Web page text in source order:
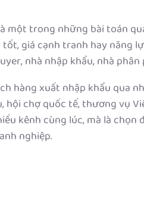
một trong những bài toán
giá cạnh tranh hay năng
nhà nhập khẩu, nhà
hàng xuất nhập khẩu qua
chợ quốc tế, thương vụ
kênh cùng lúc, mà là
nghiệp.